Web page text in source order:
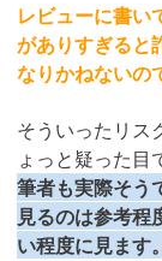
レビューに書い
がありすぎると
なりかねないの
そういったリス
ょっと疑った目
筆者も実際そう
見るのは参考程
い程度に見ます。